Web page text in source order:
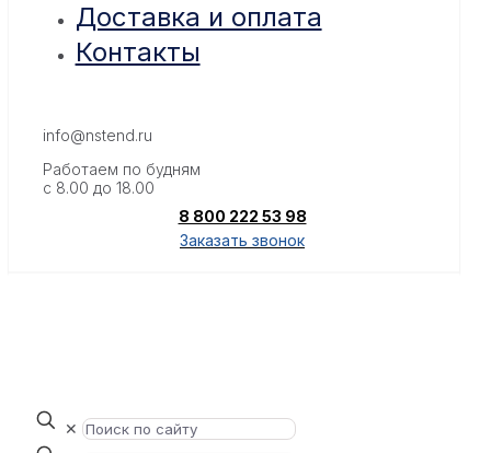
Доставка и оплата
Контакты
info@nstend.ru
Работаем по будням
с 8.00 до 18.00
8 800 222 53 98
Заказать звонок
✕